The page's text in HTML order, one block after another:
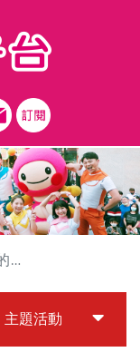
主題活動 中獎名